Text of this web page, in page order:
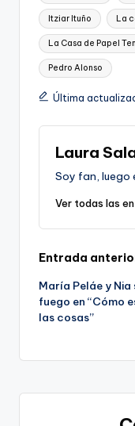
Itziar Ituño La
La Casa de Papel
Pedro Alonso
Última
Laura
Soy fan, luego
Ver todas las
de
entradas
Entrada
María Peláe y Nia
fuego en “Cómo
las cosas”